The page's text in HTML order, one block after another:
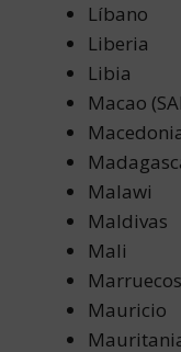
Líbano
Liberia
Libia
Macao
Malawi
Maldivas
Mali
Marruecos
Mauricio